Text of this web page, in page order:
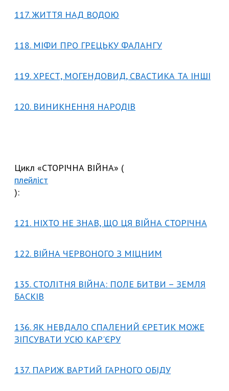
117. ЖИТТЯ НАД ВОДОЮ
118. МІФИ ПРО ГРЕЦЬКУ ФАЛАНГУ
119. ХРЕСТ, МОГЕНДОВИД, СВАСТИКА ТА ІНШІ
120. ВИНИКНЕННЯ НАРОДІВ
Цикл «СТОРІЧНА ВІЙНА» (
плейліст
):
121. НІХТО НЕ ЗНАВ, ЩО ЦЯ ВІЙНА СТОРІЧНА
122. ВІЙНА ЧЕРВОНОГО З МІЦНИМ
135. СТОЛІТНЯ ВІЙНА: ПОЛЕ БИТВИ – ЗЕМЛЯ
БАСКІВ
136. ЯК НЕВДАЛО СПАЛЕНИЙ ЄРЕТИК МОЖЕ
ЗІПСУВАТИ УСЮ КАР'ЄРУ
137. ПАРИЖ ВАРТИЙ ГАРНОГО ОБІДУ